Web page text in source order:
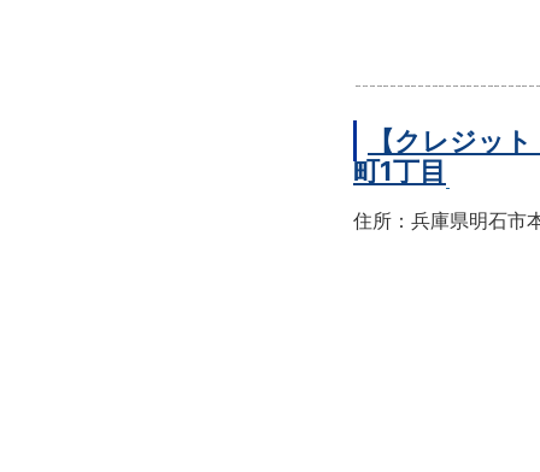
【クレジッ
町1丁目
住所：兵庫県明石市